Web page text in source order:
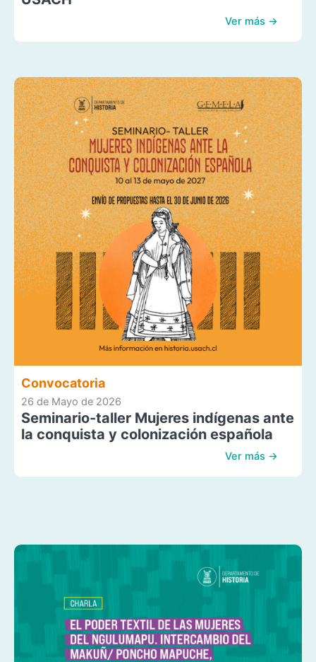
Ver más →
Convocatoria
26 de Mayo de 2026
Seminario-taller Mujeres indígenas ante
la conquista y colonización española
Ver más →